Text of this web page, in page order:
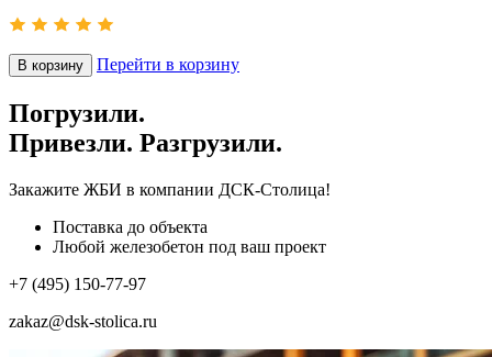
В корзину Перейти в корзину
Погрузили.
Привезли. Разгрузили.
Закажите ЖБИ в компании ДСК-Столица!
Поставка до объекта
Любой железобетон под ваш проект
+7 (495) 150-77-97
zakaz@dsk-stolica.ru